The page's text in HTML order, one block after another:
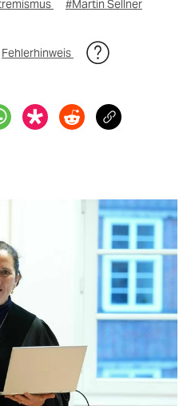
#Martin Sellner
Fehlerhinweis